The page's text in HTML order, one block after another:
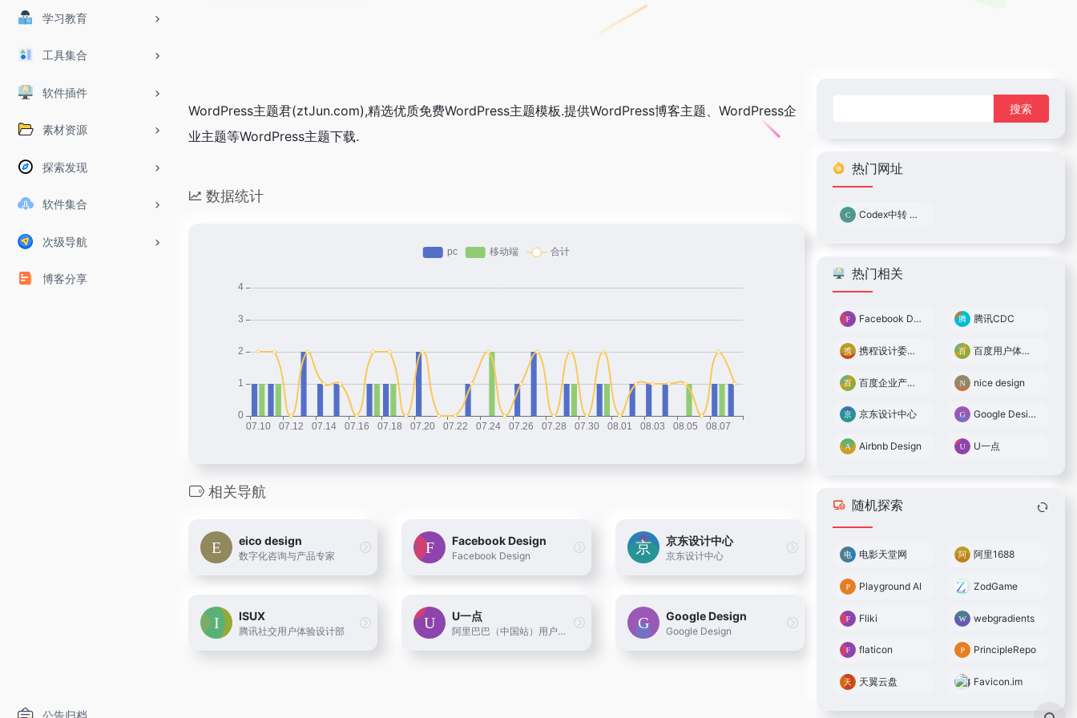
学习教育
工具集合
软件插件
素材资源
探索发现
软件集合
次级导航
博客分享
公告归档
WordPress主题君(ztJun.com),精选优质免费WordPress主题模板.提供WordPress博客主题、WordPress企
业主题等WordPress主题下载.
数据统计
相关导航
eico design
数字化咨询与产品专家
Facebook Design
Facebook Design
京东设计中心
京东设计中心
ISUX
腾讯社交用户体验设计部
U一点
阿里巴巴（中国站）用户体验设计部博客U一点设计 UED团队
Google Design
Google Design
热门网址
Codex中转 0.05倍率
热门相关
Facebook Design 腾讯CDC
携程设计委员会 百度用户体验中心
百度企业产品用户体验中心 nice design
京东设计中心 Google Design
Airbnb Design U一点
随机探索
电影天堂网 阿里1688
Playground AI ZodGame
Fliki webgradients
flaticon PrincipleRepo
天翼云盘 Favicon.im